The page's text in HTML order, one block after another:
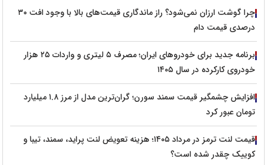
چرا گوشت ارزان نمی‌شود؟ راز ماندگاری قیمت‌های بالا با وجود افت ۳۰
درصدی قیمت دام
برنامه جدید برای خودروهای ایران؛ مصرف ۵ لیتری و واردات ۲۵ هزار
خودروی کارکرده در سال ۱۴۰۵
افزایش چشمگیر قیمت سمند سورن؛ گران‌ترین مدل از مرز ۱.۸ میلیارد
تومان عبور کرد
قیمت لنت ترمز در مرداد ۱۴۰۵؛ هزینه تعویض لنت پراید، سمند، تیبا و
کوییک چقدر شده است؟